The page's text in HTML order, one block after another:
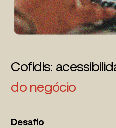
Cofidis:
do negócio
Desafio